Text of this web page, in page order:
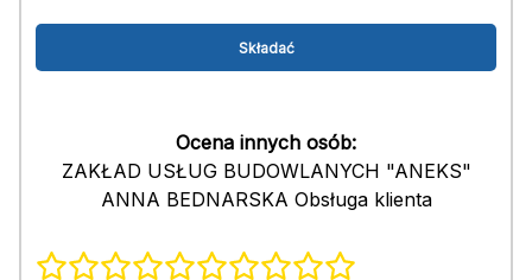
Ocena innych osób:
ZAKŁAD USŁUG BUDOWLANYCH "ANEKS"
ANNA BEDNARSKA Obsługa klienta